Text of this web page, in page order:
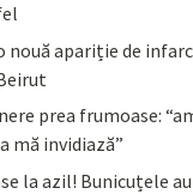
nouă apariție de
prea frumoase:
mă invidiază”
la azil! Bunicuțele